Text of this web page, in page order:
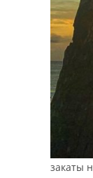
закаты